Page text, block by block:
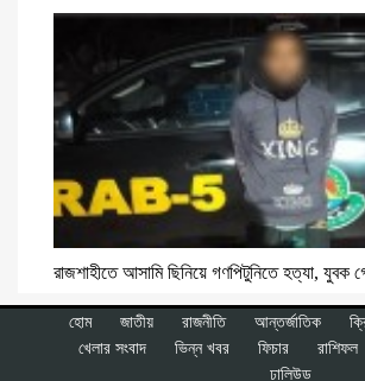
রাজশাহীতে আসামি ছিনিয়ে গণপিটুনিতে হত্যা, যুবক
হোম জাতীয় রাজনীতি আন্তর্জাতিক
খেলার সংবাদ
ভিন্ন খবর ফিচার রাশিফল
ঢালিউড